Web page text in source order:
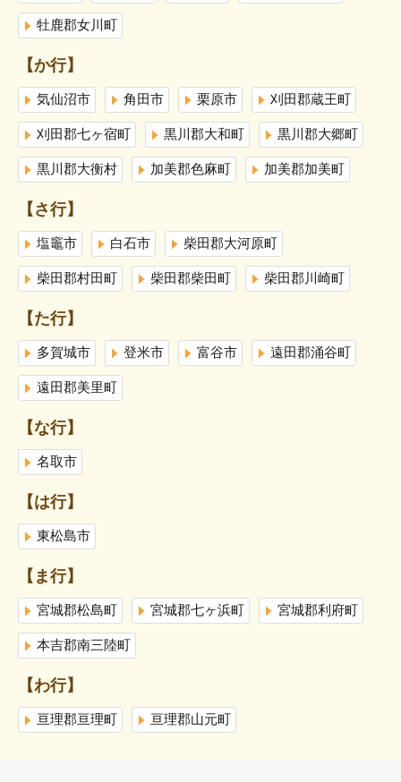
牡鹿郡女川町
【か行】
気仙沼市 角田市 栗原市 刈田郡蔵王町
刈田郡七ヶ宿町 黒川郡大和町 黒川郡大郷町
黒川郡大衡村 加美郡色麻町 加美郡加美町
【さ行】
塩竈市 白石市 柴田郡大河原町
柴田郡村田町 柴田郡柴田町 柴田郡川崎町
【た行】
多賀城市 登米市 富谷市 遠田郡涌谷町
遠田郡美里町
【な行】
名取市
【は行】
東松島市
【ま行】
宮城郡松島町 宮城郡七ヶ浜町 宮城郡利府町
本吉郡南三陸町
【わ行】
亘理郡亘理町 亘理郡山元町